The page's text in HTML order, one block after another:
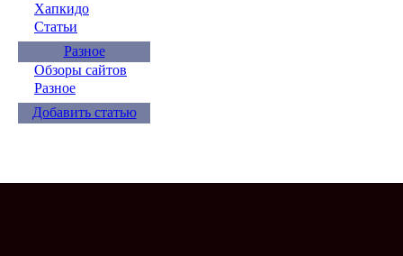
Хапкидо
Статьи
Разное
Обзоры сайтов
Разное
Добавить статью